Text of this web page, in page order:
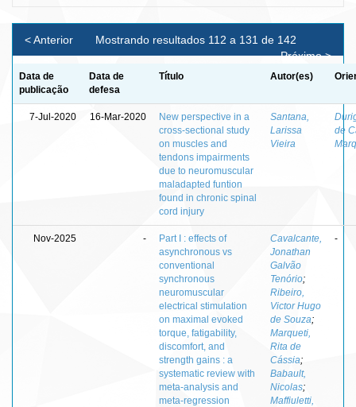
Mostrando resultados 112 a 131 de 142
< Anterior
Próximo >
Data de
publicação
Data de
defesa
Título Autor(es)
7-Jul-2020 16-Mar-2020
New perspective in a
cross-sectional study
on muscles and
tendons impairments
due to neuromuscular
maladapted funtion
found in chronic spinal
cord injury
Santana,
Larissa
Vieira
de
Nov-2025 -
Part I : effects of
asynchronous vs
conventional
synchronous
neuromuscular
electrical stimulation
on maximal evoked
torque, fatigability,
discomfort, and
strength gains : a
systematic review with
meta-analysis and
meta-regression
Cavalcante,
Jonathan
Galvão
Tenório;
Ribeiro,
Victor Hugo
de Souza;
Marqueti,
Rita de
Cássia;
Babault,
Nicolas;
Maffiuletti,
-